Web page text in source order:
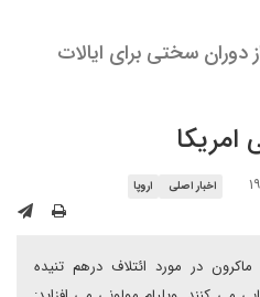
دوران سختی برای ایالات
امریکا
اخبار اصلی اروپا
ماکرون در مورد ائتلاف درهم تنیده